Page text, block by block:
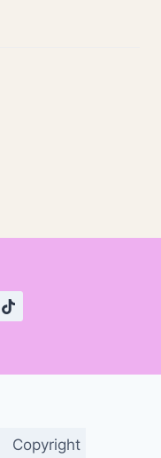
Copyright